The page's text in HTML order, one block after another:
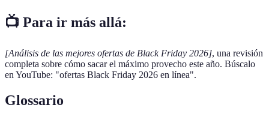
📺 Para ir más allá:
[Análisis de las mejores ofertas de Black Friday 2026], una revisión
completa sobre cómo sacar el máximo provecho este año. Búscalo
en YouTube: "ofertas Black Friday 2026 en línea".
Glossario